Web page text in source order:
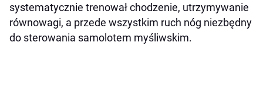
systematycznie trenował chodzenie, utrzymywanie
równowagi, a przede wszystkim ruch nóg niezbędny
do sterowania samolotem myśliwskim.